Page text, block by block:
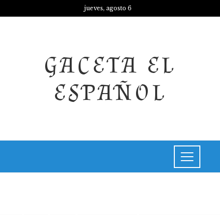
jueves, agosto 6
GACETA EL
ESPAÑOL